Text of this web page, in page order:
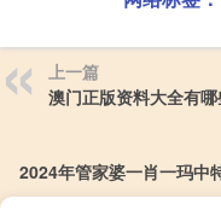
上一篇
澳门正版资料大全有
2024年管家婆一肖一玛中